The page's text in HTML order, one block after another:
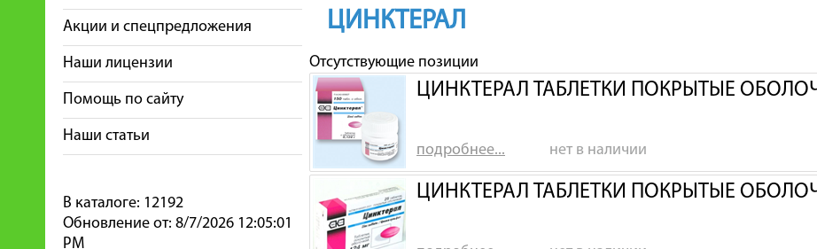
Акции и спецпредложения
Наши лицензии
Помощь по сайту
Наши статьи
В каталоге: 12192
Обновление от: 8/7/2026 12:05:01
PM
ЦИНКТЕРАЛ
Отсутствующие позиции
ЦИНКТЕРАЛ ТАБЛЕТКИ ПОКРЫТЫЕ
подробнее... нет в наличии
ЦИНКТЕРАЛ ТАБЛЕТКИ ПОКРЫТЫЕ